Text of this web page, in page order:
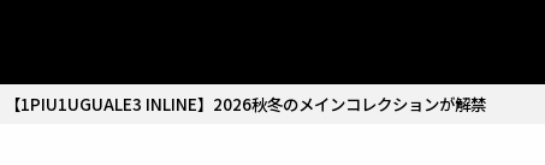
【1PIU1UGUALE3 INLINE】2026秋冬のメインコレクションが解禁